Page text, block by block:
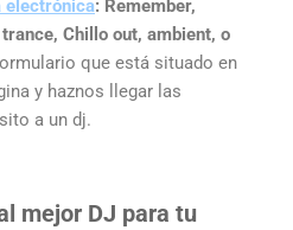
electrónica: Remember,
Chillo out, ambient, o
que está situado en
y haznos llegar las
a un dj.
mejor DJ para tu